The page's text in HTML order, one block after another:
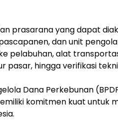
prasarana yang dapat
dan unit
pelabuhan, alat
hingga verifikasi
Dana Perkebunan
komitmen kuat untuk